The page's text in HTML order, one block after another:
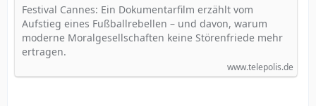
Festival Cannes: Ein Dokumentarfilm erzählt vom
Aufstieg eines Fußballrebellen – und davon, warum
moderne Moralgesellschaften keine Störenfriede mehr
ertragen.
www.telepolis.de